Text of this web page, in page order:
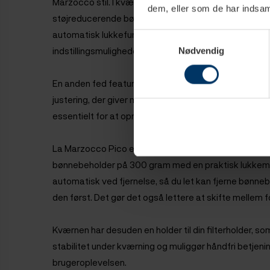
dem, eller som de har
Samtykkevalg
Nødvendig
støjreducerende børsteløs induktionsmotor,
automatisk lukkefunktion på bønnebeholderen,
indstillingsmuligheder, der også kan styres via La
En anden fed feature ved kværnen er, at den er
justering, der giver mulighed for præcis indstilling af
essentielt for at opnå den ønskede ekstraktion.
La Marzocco Pico er udstyret med 39 mm flade
bønnebeholder på 300 gram med en praktisk
automatisk ved fjernelse, så du let kan fjerne
den først. Det gør det også lettere at skifte mellem
Kværnen har desuden en holder til din filterholder,
stabilitet under kværning og muliggør håndfri
brugeroplevelsen.